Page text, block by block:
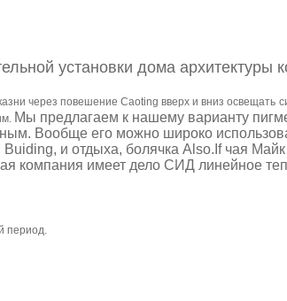
установки дома архитектуры
через повешение Caoting вверх и вниз освещать
Мы предлагаем к нашему варианту
Вообще его можно широко
и отдыха, болячка Also.If чая
компания имеет дело СИД линейное
период.